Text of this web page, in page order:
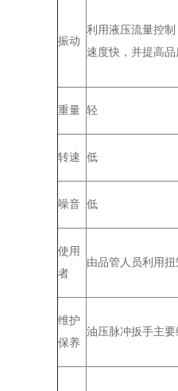
振动
利用液压流量控
速度快，并提高品
重量 轻
转速 低
噪音 低
使用
者
由品管人员利用
维护
保养
油压脉冲扳手主要